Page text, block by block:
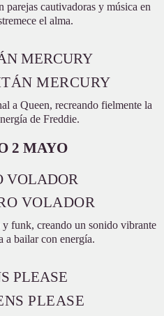
parejas cautivadoras y música en
el alma.
MERCURY
a Queen, recreando fielmente la
de Freddie.
2 MAYO
VOLADOR
funk, creando un sonido vibrante
a bailar con energía.
PLEASE